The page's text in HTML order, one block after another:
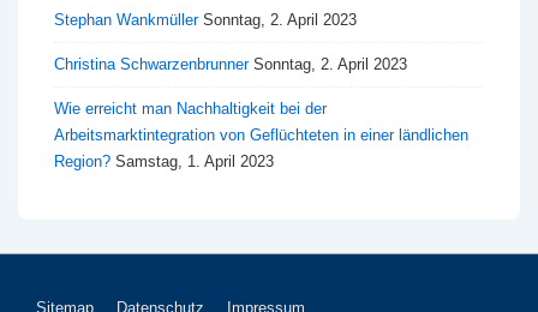
Stephan Wankmüller Sonntag, 2. April 2023
Christina Schwarzenbrunner Sonntag, 2. April 2023
Wie erreicht man Nachhaltigkeit bei der
Arbeitsmarktintegration von Geflüchteten in einer ländlichen
Region? Samstag, 1. April 2023
Sitemap Datenschutz Impressum